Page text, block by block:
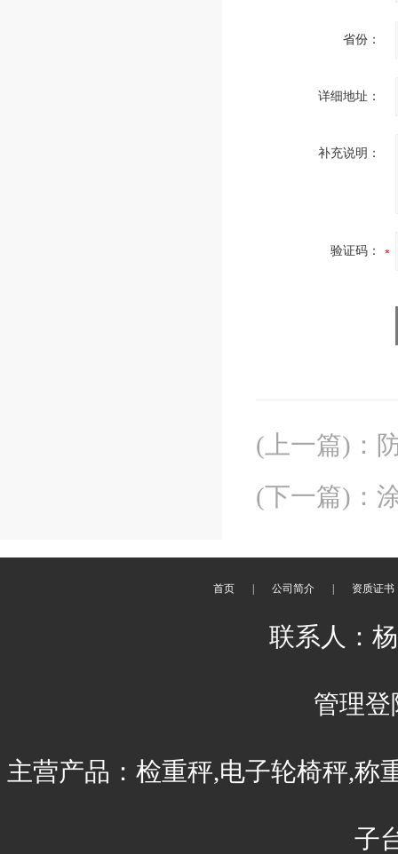
省份：
详细地址：
补充说明：
验证码：
(上一篇) ：
(下一篇) ：
首页 公司简介 资质证书
联系人：
管理登
主营产品：检重秤,电子轮椅秤,称
子